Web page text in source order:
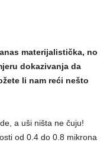
materijalistička, no
dokazivanja da
li nam reći nešto
a uši ništa ne čuju!
od 0.4 do 0.8 mikrona